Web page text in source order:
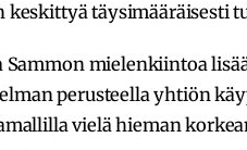
keskittyä täysimääräisesti
mielenkiintoa
perusteella yhtiön
vielä hieman